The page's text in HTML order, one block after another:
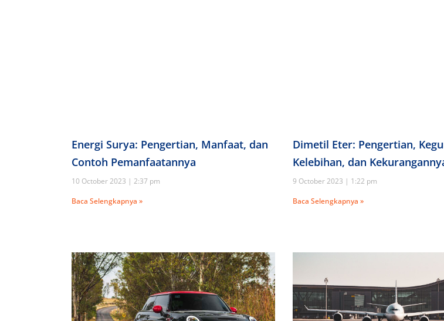
Energi Surya: Pengertian, Manfaat, dan
Contoh Pemanfaatannya
10 October 2023
2:37 pm
Baca Selengkapnya »
Dimetil Eter: Pengertian,
Kelebihan, dan
9 October 2023
1:22 pm
Baca Selengkapnya »